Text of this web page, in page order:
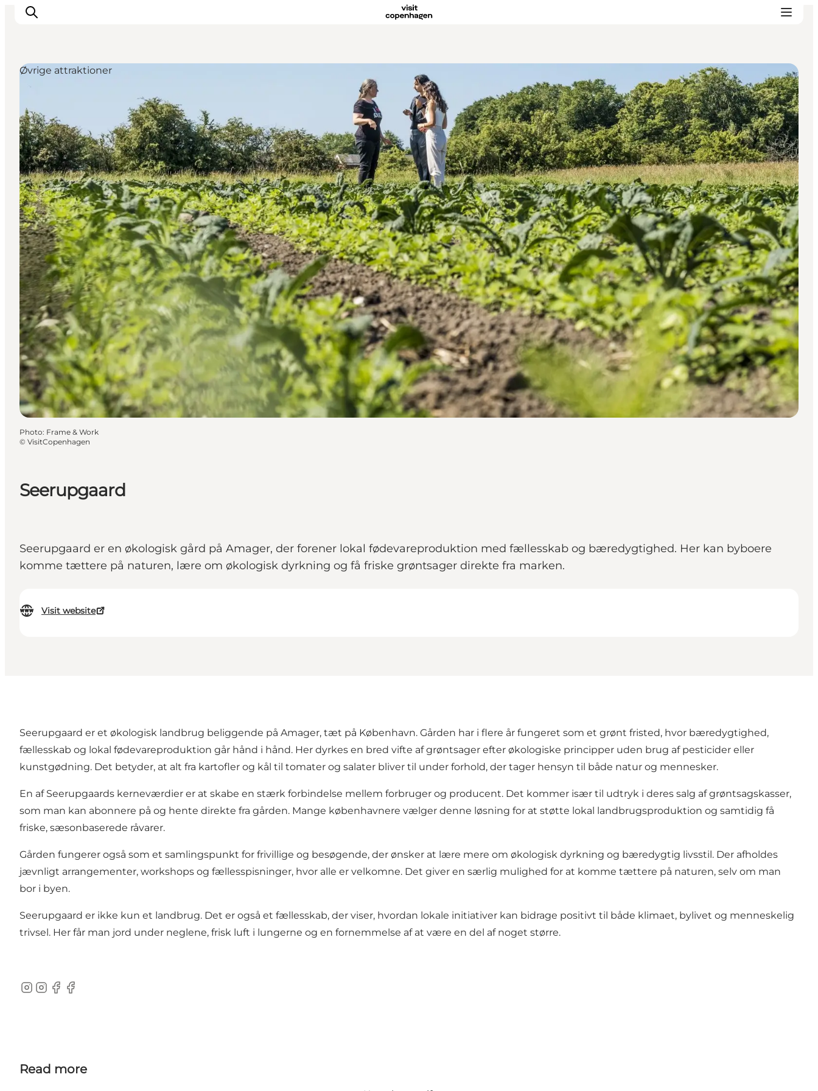
Mat och dryck
Planera din resa
Seerupgaard
Seerupgaard er en økologisk gård på Amager, der forener lokal fødevareproduktion med fællesskab og bæredygtighed. Her kan byboere
komme tættere på naturen, lære om økologisk dyrkning og få friske grøntsager direkte fra marken.
Visit website
Øvrige attraktioner
Photo: Frame & Work
© VisitCopenhagen
Seerupgaard er et økologisk landbrug beliggende på Amager, tæt på København. Gården har i flere år fungeret som et grønt fristed, hvor bæredygtighed,
fællesskab og lokal fødevareproduktion går hånd i hånd. Her dyrkes en bred vifte af grøntsager efter økologiske principper uden brug af pesticider eller
kunstgødning. Det betyder, at alt fra kartofler og kål til tomater og salater bliver til under forhold, der tager hensyn til både natur og mennesker.
En af Seerupgaards kerneværdier er at skabe en stærk forbindelse mellem forbruger og producent. Det kommer især til udtryk i deres salg af grøntsagskasser,
som man kan abonnere på og hente direkte fra gården. Mange københavnere vælger denne løsning for at støtte lokal landbrugsproduktion og samtidig få
friske, sæsonbaserede råvarer.
Gården fungerer også som et samlingspunkt for frivillige og besøgende, der ønsker at lære mere om økologisk dyrkning og bæredygtig livsstil. Der afholdes
jævnligt arrangementer, workshops og fællesspisninger, hvor alle er velkomne. Det giver en særlig mulighed for at komme tættere på naturen, selv om man
bor i byen.
Seerupgaard er ikke kun et landbrug. Det er også et fællesskab, der viser, hvordan lokale initiativer kan bidrage positivt til både klimaet, bylivet og menneskelig
trivsel. Her får man jord under neglene, frisk luft i lungerne og en fornemmelse af at være en del af noget større.
Instagram
Instagram
Facebook
Facebook
Read more